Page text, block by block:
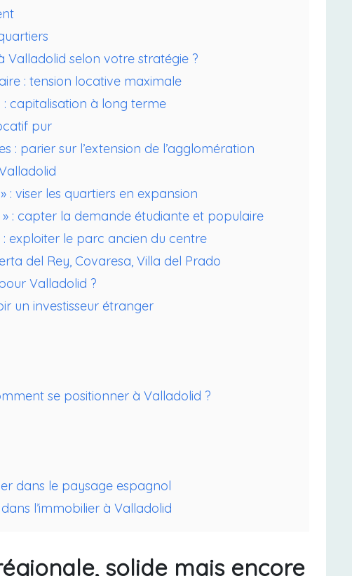
Valladolid selon votre stratégie ?
: tension locative maximale
: capitalisation à long terme
pur
: parier sur l’extension de l’agglomération
: viser les quartiers en expansion
: capter la demande étudiante et populaire
exploiter le parc ancien du centre
del Rey, Covaresa, Villa del Prado
Valladolid ?
un investisseur étranger
se positionner à Valladolid ?
dans le paysage espagnol
l’immobilier à Valladolid
solide mais encore